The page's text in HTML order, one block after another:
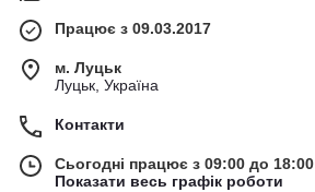
Працює з 09.03.2017
м. Луцьк
Луцьк, Україна
Контакти
Сьогодні працює з 09:00 до 18:00
Показати весь графік роботи